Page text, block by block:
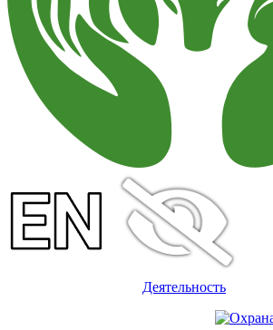
Деятельность